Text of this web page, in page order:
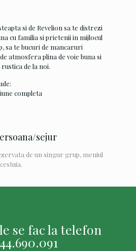
si de Revelion sa te distrezi
cu familia si prietenii in mijlocul
sa te bucuri de mancaruri
atmosfera plina de voie buna si
de la noi.
completa
sejur
de un singur grup, meniul
se fac la telefon